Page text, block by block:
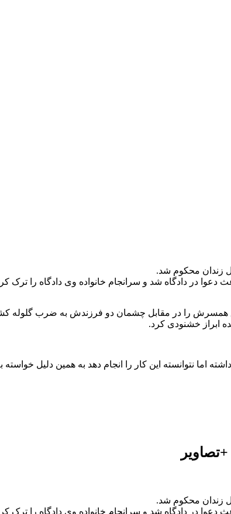
در دادگاه شد و سرانجام خانواده وی دادگاه را ترک
همسرش را در مقابل چشمان دو فرزندش به ضرب گلوله
ابراز خشنودی کرد.
در دادگاه شد و سرانجام خانواده وی دادگاه را ترک